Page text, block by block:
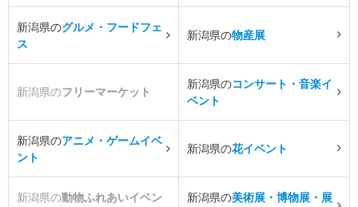
新潟県のグルメ・フードフェ
ス
新潟県の物産展
新潟県のフリーマーケット
新潟県のコンサート・音楽イ
ベント
新潟県のアニメ・ゲームイベ
ント
新潟県の花イベント
新潟県の動物ふれあいイベン
新潟県の美術展・博物展・展